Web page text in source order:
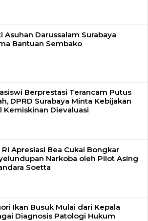
Asuhan Darussalam Surabaya
Bantuan Sembako
Berprestasi Terancam Putus
DPRD Surabaya Minta Kebijakan
Kemiskinan Dievaluasi
RI Apresiasi Bea Cukai Bongkar
Narkoba oleh Pilot Asing
Soetta
Ikan Busuk Mulai dari Kepala
Diagnosis Patologi Hukum